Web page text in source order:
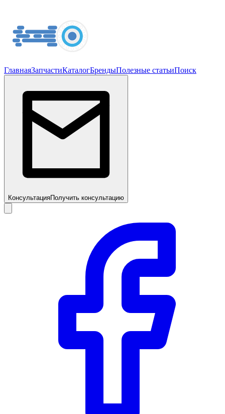
ГлавнаяЗапчастиКаталогБрендыПолезные статьиПоиск
КонсультацияПолучить консультацию